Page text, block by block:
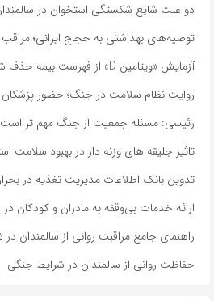
دو علت شایع شکستگی استخوان در
توصیه‌های بهداشتی به حجاج ایرانی؛
آزمایش «ویتامین D» از فهرست بیمه حذف شد
روایت نظام سلامت در جنگ؛ حضور پزشکان
رئیسی: مسئله جمعیت از جنگ مهم تر است
تاثیر جلیقه های وزنه دار در بهبود سلامت
تدوین بانک اطلاعات مدیریت تغذیه در
ارائه خدمات بی‌وقفه به مادران و کودکان
راهنمای جامع مراقبت روانی از سالمندان
حفاظت روانی از سالمندان در شرایط جنگی